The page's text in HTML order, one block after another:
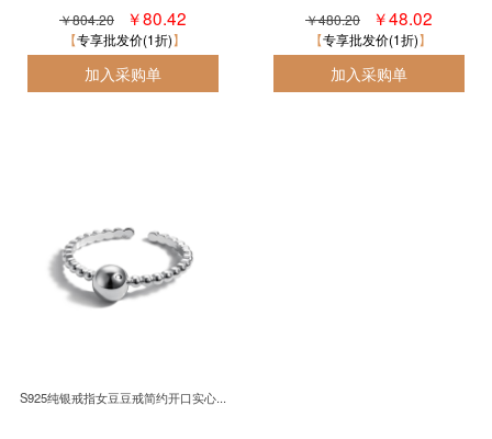
￥804.20 ￥80.42
专享批发价(1折)
￥480.20 ￥48.02
专享批发价(1折)
S925纯银戒指女豆豆戒简约开口实心...